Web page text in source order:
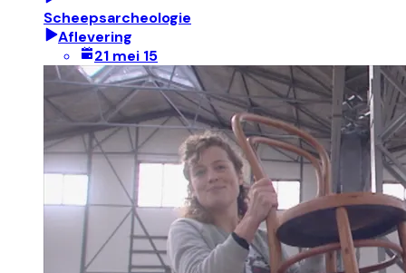
Scheepsarcheologie
Aflevering
21 mei 15